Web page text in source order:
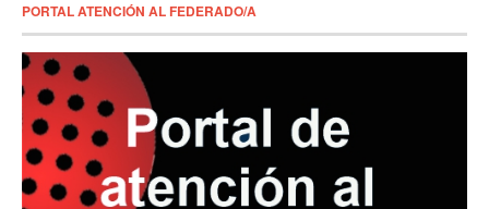
PORTAL ATENCIÓN AL FEDERADO/A